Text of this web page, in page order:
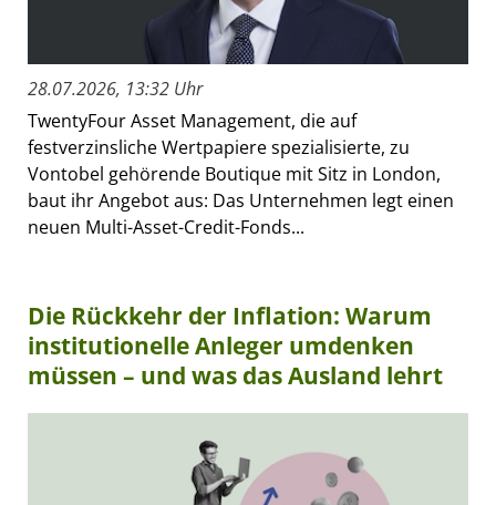
28.07.2026, 13:32 Uhr
TwentyFour Asset Management, die auf
festverzinsliche Wertpapiere spezialisierte, zu
Vontobel gehörende Boutique mit Sitz in London,
baut ihr Angebot aus: Das Unternehmen legt einen
neuen Multi-Asset-Credit-Fonds...
Die Rückkehr der Inflation: Warum
institutionelle Anleger umdenken
müssen – und was das Ausland lehrt